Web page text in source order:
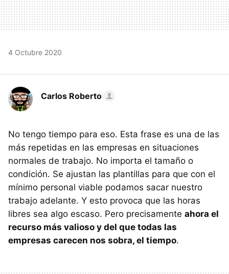
4 Octubre 2020
Carlos Roberto
No tengo tiempo para eso. Esta frase es una de las
más repetidas en las empresas en situaciones
normales de trabajo. No importa el tamaño o
condición. Se ajustan las plantillas para que con el
mínimo personal viable podamos sacar nuestro
trabajo adelante. Y esto provoca que las horas
libres sea algo escaso. Pero precisamente ahora el
recurso más valioso y del que todas las
empresas carecen nos sobra, el tiempo.